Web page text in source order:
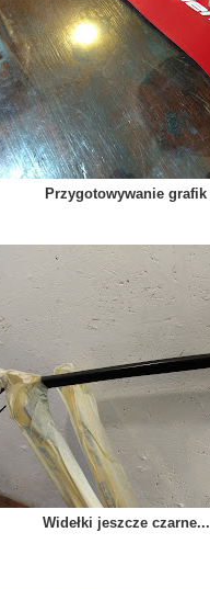
Przygotowywanie grafik
Widełki jeszcze czarne...